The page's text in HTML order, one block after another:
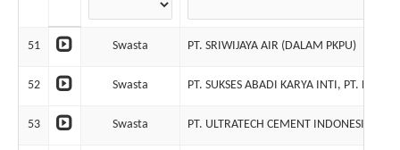
51 Swasta PT. SRIWIJAYA AIR (DALAM PKPU)
52 Swasta PT. SUKSES ABADI KARYA INTI, PT.
53 Swasta PT. ULTRATECH CEMENT INDONESIA